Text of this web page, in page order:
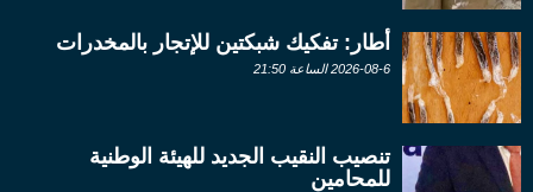
أطار: تفكيك شبكتين للإتجار بالمخدرات
2026-08-6 الساعة 21:50
تنصيب النقيب الجديد للهيئة الوطنية
للمحامين